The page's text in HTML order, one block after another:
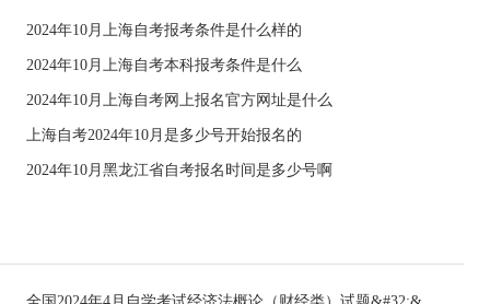
2024年10月上海自考报考条件是什么样的
2024年10月上海自考本科报考条件是什么
2024年10月上海自考网上报名官方网址是什么
上海自考2024年10月是多少号开始报名的
2024年10月黑龙江省自考报名时间是多少号啊